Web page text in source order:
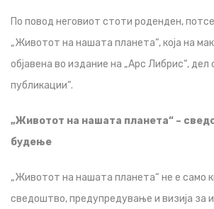
По повод неговиот стоти роденден,
„Животот на нашата планета“, која на
објавена во издание на „Арс Либрис“,
публикации“.
„Животот на нашата планета“ –
будење
„Животот на нашата планета“ не е само
сведоштво, предупредување и визија за